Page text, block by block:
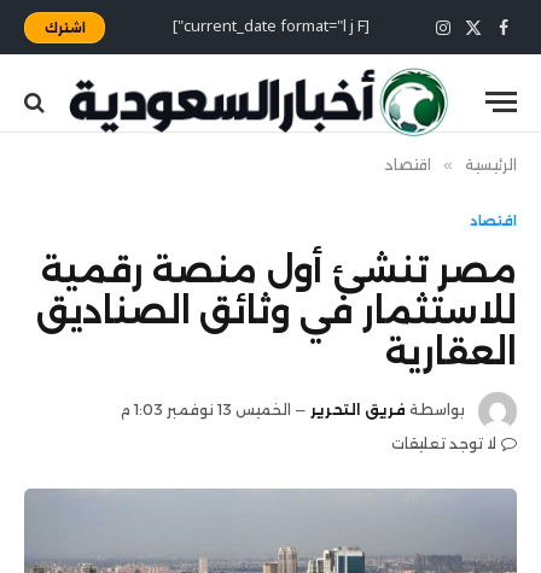
فيسبوك
X
(Twitter)
الانستغرام [current_date format="l j F"] اشترك
الرئيسية » اقتصاد
اقتصاد
مصر تنشئ أول منصة رقمية
للاستثمار في وثائق الصناديق
العقارية
بواسطة فريق التحرير
الخميس 13 نوفمبر 1:03 م
لا توجد تعليقات